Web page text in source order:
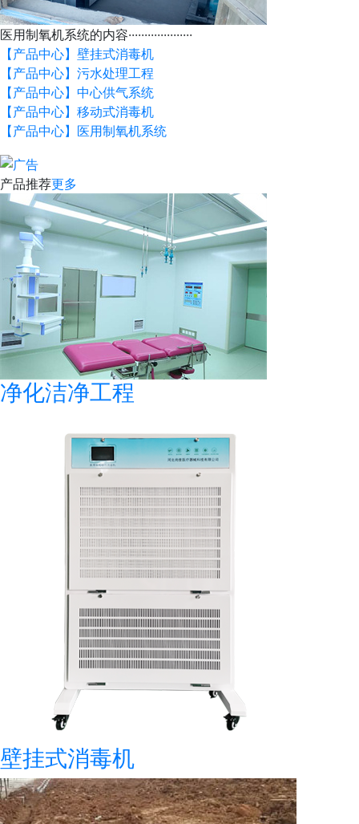
医用制氧机系统的内容····················
【产品中心】壁挂式消毒机
【产品中心】污水处理工程
【产品中心】中心供气系统
【产品中心】移动式消毒机
【产品中心】医用制氧机系统
产品推荐更多
净化洁净工程
壁挂式消毒机